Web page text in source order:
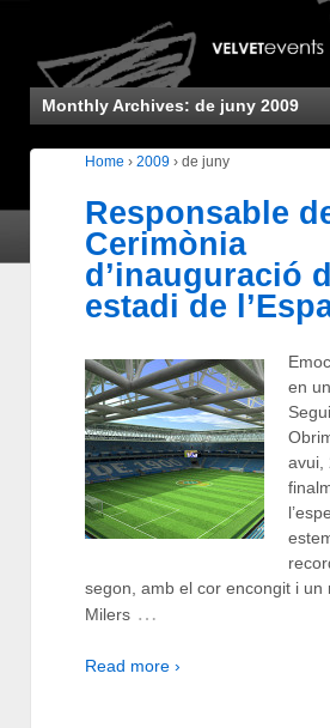
Monthly Archives: de juny 2009
Home › 2009 › de juny
Responsable
Cerimònia
d’inauguració
estadi de
en
avui,
segon, amb el cor encongit i un
Milers …
Read more ›